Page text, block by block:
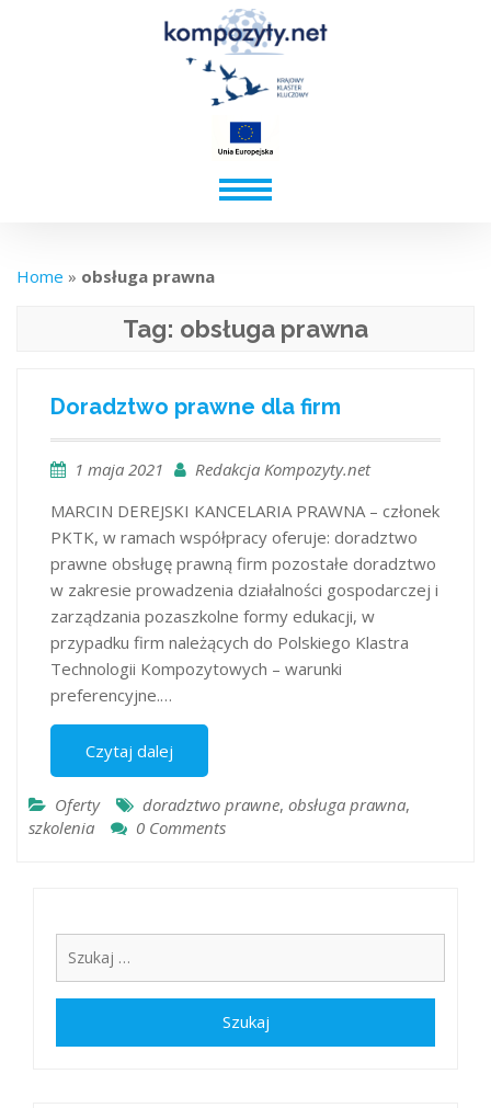
Home » obsługa prawna
Tag: obsługa prawna
Doradztwo prawne dla firm
1 maja 2021
Redakcja Kompozyty.net
MARCIN DEREJSKI KANCELARIA PRAWNA – członek
PKTK, w ramach współpracy oferuje: doradztwo
prawne obsługę prawną firm pozostałe doradztwo
w zakresie prowadzenia działalności gospodarczej i
zarządzania pozaszkolne formy edukacji, w
przypadku firm należących do Polskiego Klastra
Technologii Kompozytowych – warunki
preferencyjne.…
Czytaj dalej
Oferty doradztwo prawne, obsługa prawna,
szkolenia
0 Comments